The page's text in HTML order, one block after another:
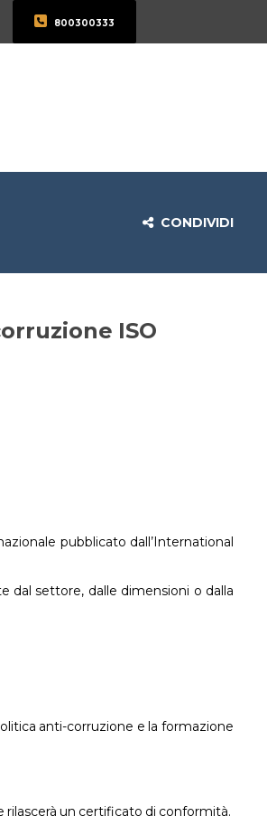
800300333
CONDIVIDI
ISO
pubblicato dall’International
dal settore, dalle dimensioni o dalla
anti-corruzione e la formazione
rilascerà un certificato di conformità.